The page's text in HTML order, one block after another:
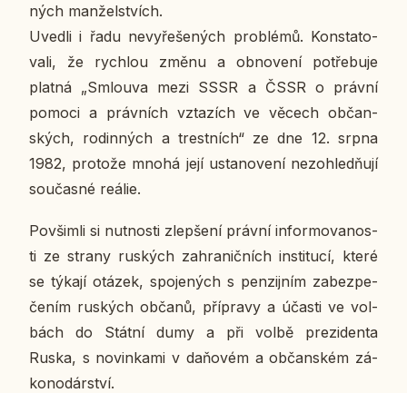
ných man­žel­stvích.
Uvedli i řadu ne­vy­ře­še­ných pro­blé­mů. Kon­sta­to­
va­li, že rych­lou změnu a ob­no­ve­ní po­tře­bu­je
platná „Smlou­va mezi SSSR a ČSSR o právní
pomoci a práv­ních vzta­zích ve věcech ob­čan­
ských, ro­din­ných a trest­ních“ ze dne 12. srpna
1982, pro­to­že mnohá její usta­no­ve­ní ne­zo­hled­ňu­jí
sou­čas­né reálie.
Po­všimli si nut­nos­ti zlep­še­ní právní in­for­mo­va­nos­
ti ze strany rus­kých za­hra­nič­ních in­sti­tu­cí, které
se týkají otázek, spo­je­ných s pen­zij­ním za­bez­pe­
če­ním rus­kých občanů, pří­pra­vy a účasti ve vol­
bách do Státní dumy a při volbě pre­zi­den­ta
Ruska, s no­vin­ka­mi v da­ňo­vém a ob­čan­ském zá­
ko­no­dár­ství.